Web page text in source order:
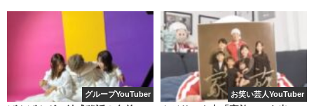
文理対決×料理の組み合わせは、ほぼほぼ神回です。
結果がわかっていても何度見ても飽きません！
生で食べるのはつらいニンニク…一体どんな料理をみれる
のでしょうか？
関連記事
東海オンエア聖地巡礼のおすすめルー
ト！車・自転車それぞれで回る場合別！
2022.4.22
関連記事
東海オンエア罰ゲーム一覧・まとめ2022
グループYouTuber お笑い芸人YouTuber